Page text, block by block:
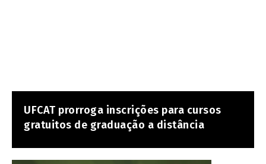
UFCAT prorroga inscrições para cursos
gratuitos de graduação a distância